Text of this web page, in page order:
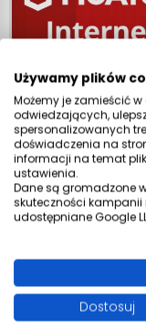
McAfee Total
Lata Na 1
63.99
‎‎
👍 POLECAMY
Używamy plików
Możemy je zamieścić
odwiedzających,
spersonalizowanych
doświadczenia na
informacji na temat
ustawienia.
Dane są gromadzone
skuteczności
udostępniane Google
Dostosuj